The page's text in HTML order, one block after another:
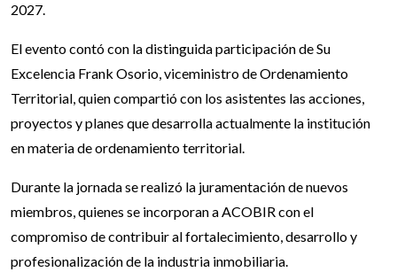
2027.
El evento contó con la distinguida participación de Su
Excelencia Frank Osorio, viceministro de Ordenamiento
Territorial, quien compartió con los asistentes las acciones,
proyectos y planes que desarrolla actualmente la institución
en materia de ordenamiento territorial.
Durante la jornada se realizó la juramentación de nuevos
miembros, quienes se incorporan a ACOBIR con el
compromiso de contribuir al fortalecimiento, desarrollo y
profesionalización de la industria inmobiliaria.